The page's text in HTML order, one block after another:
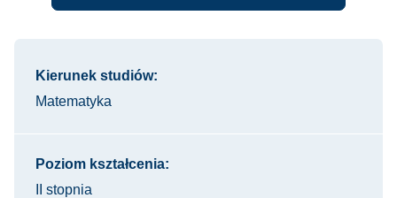
Kierunek studiów:
Matematyka
Poziom kształcenia:
II stopnia